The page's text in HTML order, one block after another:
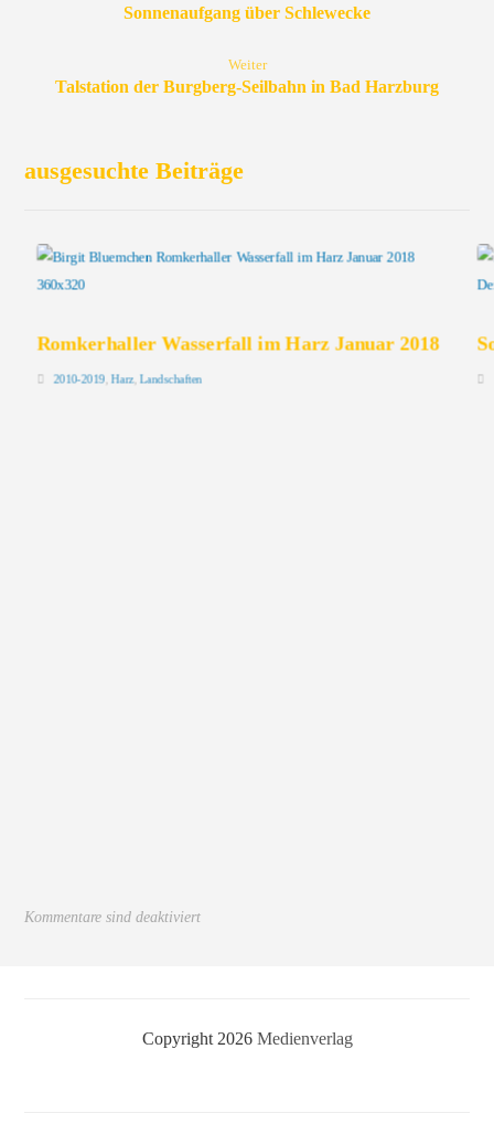
Sonnenaufgang über Schlewecke
Weiter
Talstation der Burgberg-Seilbahn in Bad Harzburg
ausgesuchte Beiträge
Romkerhaller Wasserfall im Harz Januar 2018
2010-2019 ,Harz,Landschaften
Kommentare sind deaktiviert
Copyright 2026 Medienverlag